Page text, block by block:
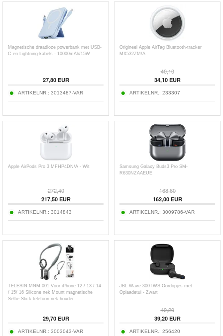
Magnetische draadloze powerbank met USB-
C en Lightning-kabels - 10000mAh/15W
27,80EUR
ARTIKELNR.: 3013487-VAR
Origineel Apple AirTag Bluetooth-tracker
MX532ZM/A
40,10
34,10EUR
ARTIKELNR.: 233307
Apple AirPods Pro 3 MFHP4DN/A - Wit
272,40
217,50EUR
ARTIKELNR.: 3014843
Samsung Galaxy Buds3 Pro SM-
R630NZAAEUE
168,60
162,00EUR
ARTIKELNR.: 3009786-VAR
TELESIN MNM-001 Voor iPhone 12 / 13 / 14
/ 15/ 16 Silicone nek Mount magnetische
Selfie Stick telefoon nek houder
29,70EUR
ARTIKELNR.: 3003043-VAR
JBL Wave 300TWS Oordopjes met
Oplaadetui - Zwart
49,20
39,20EUR
ARTIKELNR.: 256420